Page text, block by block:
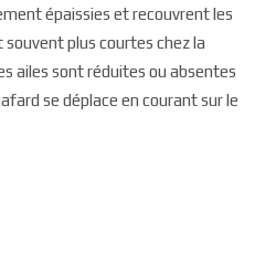
épaissies et recouvrent les
plus courtes chez la
ailes sont réduites ou absentes
se déplace en courant sur le